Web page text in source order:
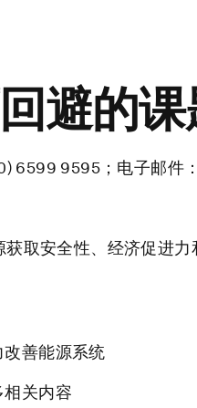
避的
6599 9595；电子邮件
取安全性、经济促进
改善能源系统
关内容